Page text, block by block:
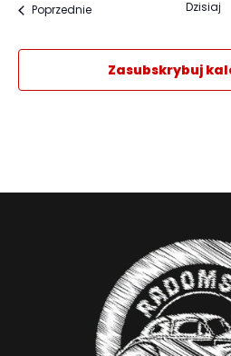
PoprzednieWydarzenia Dzisiaj
Zasubskrybuj